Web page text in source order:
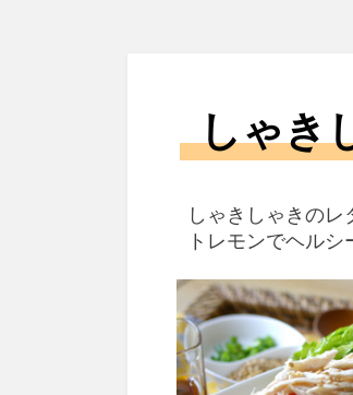
しゃき
しゃきしゃきの
トレモンでヘル